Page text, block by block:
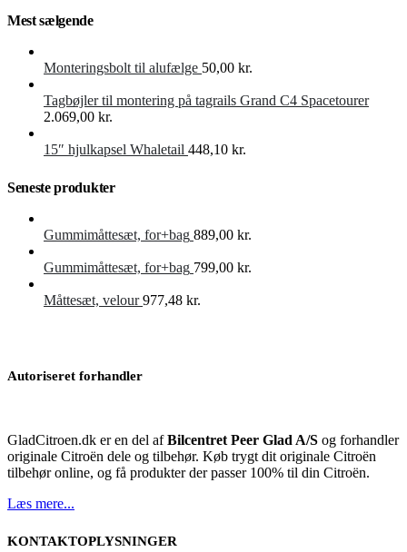
Mest sælgende
Monteringsbolt til alufælge 50,00 kr.
Tagbøjler til montering på tagrails Grand C4 Spacetourer
2.069,00 kr.
15″ hjulkapsel Whaletail 448,10 kr.
Seneste produkter
Gummimåttesæt, for+bag 889,00 kr.
Gummimåttesæt, for+bag 799,00 kr.
Måttesæt, velour 977,48 kr.
Autoriseret forhandler
GladCitroen.dk er en del afBilcentret Peer Glad A/S og forhandler
originale Citroën dele og tilbehør. Køb trygt dit originale Citroën
tilbehør online, og få produkter der passer 100% til din Citroën.
Læs mere...
KONTAKTOPLYSNINGER